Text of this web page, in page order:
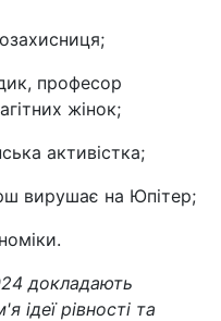
професор
жінок;
активістка;
вирушає на Юпітер;
докладають
ідеї рівності та